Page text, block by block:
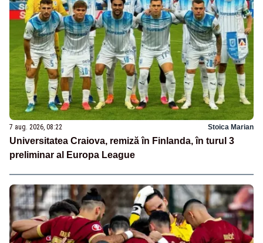
7 aug. 2026, 08:22 Stoica Marian
Universitatea Craiova, remiză în Finlanda, în turul 3
preliminar al Europa League